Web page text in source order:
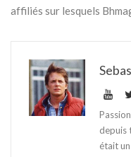
affiliés sur lesquels
depuis
était